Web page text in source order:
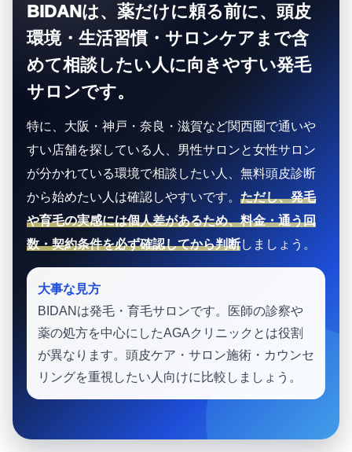
BIDANは、薬だけに頼る前に、頭皮
環境・生活習慣・サロンケアまで含
めて相談したい人に向きやすい発毛
サロンです。
特に、大阪・神戸・奈良・滋賀など関西圏で通いや
すい店舗を探している人、男性サロンと女性サロン
が分かれている環境で相談したい人、無料頭皮診断
から始めたい人は確認しやすいです。 ただし、発毛
や育毛の実感には個人差があるため、料金・通う回
数・契約条件を必ず確認してから判断しましょう。
大事な見方
BIDANは発毛・育毛サロンです。医師の診察や
薬の処方を中心にしたAGAクリニックとは役割
が異なります。頭皮ケア・サロン施術・カウンセ
リングを重視したい人向けに比較しましょう。